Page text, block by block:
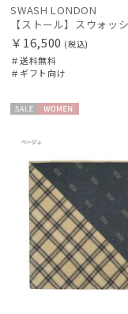
SWASH LONDON
￥16,500 (税込)
＃送料無料
＃ギフト向け
ル
N